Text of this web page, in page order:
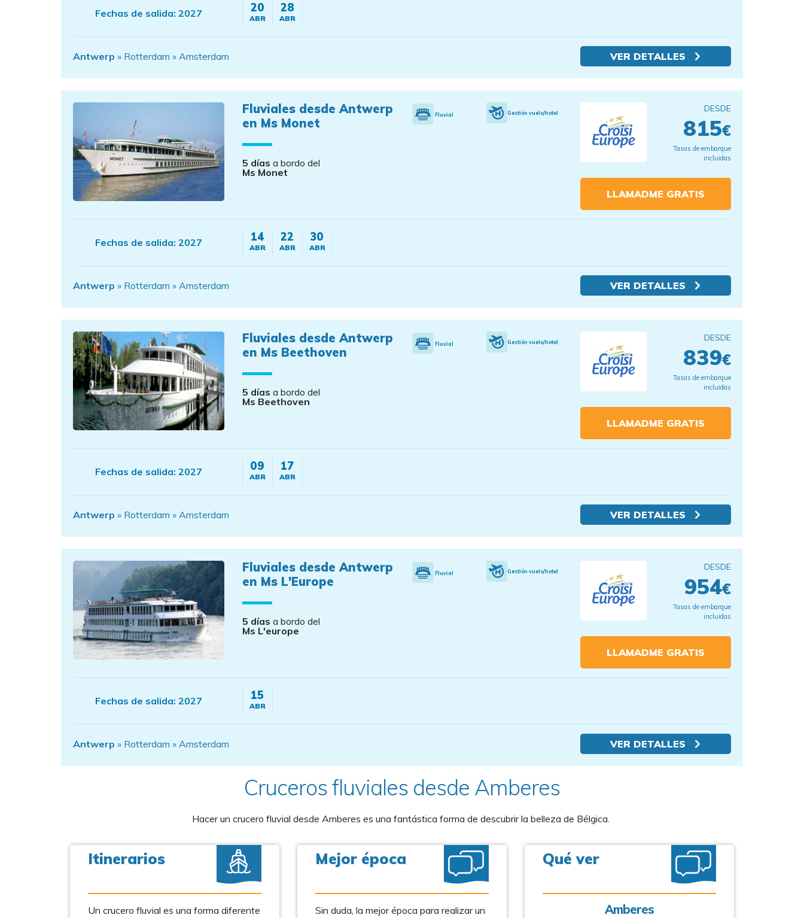
Fechas de salida: 2027 20
ABR
28
ABR
Antwerp » Rotterdam » Amsterdam VER DETALLES
Fluviales desde Antwerp
en Ms Monet
5 días a bordo del
Ms Monet
Fluvial Gestión vuelo/hotel DESDE
815€
Tasas de embarque
incluidas
LLAMADME GRATIS
Fechas de salida: 2027 14
ABR
22
ABR
30
ABR
Antwerp » Rotterdam » Amsterdam VER DETALLES
Fluviales desde Antwerp
en Ms Beethoven
5 días a bordo del
Ms Beethoven
Fluvial Gestión vuelo/hotel DESDE
839€
Tasas de embarque
incluidas
LLAMADME GRATIS
Fechas de salida: 2027 09
ABR
17
ABR
Antwerp » Rotterdam » Amsterdam VER DETALLES
Fluviales desde Antwerp
en Ms L'Europe
5 días a bordo del
Ms L'europe
Fluvial Gestión vuelo/hotel DESDE
954€
Tasas de embarque
incluidas
LLAMADME GRATIS
Fechas de salida: 2027 15
ABR
Antwerp » Rotterdam » Amsterdam VER DETALLES
Cruceros fluviales desde Amberes
Hacer un crucero fluvial desde Amberes es una fantástica forma de descubrir la belleza de Bélgica.
Itinerarios
Un crucero fluvial es una forma diferente
Mejor época
Sin duda, la mejor época para realizar un
Qué ver
Amberes